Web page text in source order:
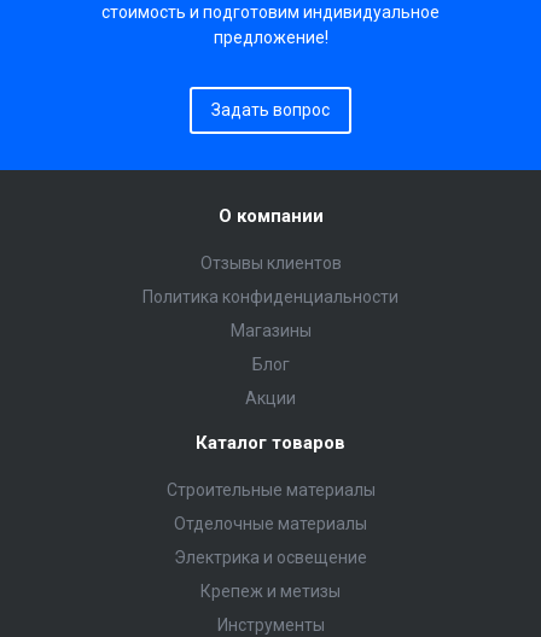
стоимость и подготовим индивидуальное
предложение!
Задать вопрос
О компании
Отзывы клиентов
Политика конфиденциальности
Магазины
Блог
Акции
Каталог товаров
Строительные материалы
Отделочные материалы
Электрика и освещение
Крепеж и метизы
Инструменты